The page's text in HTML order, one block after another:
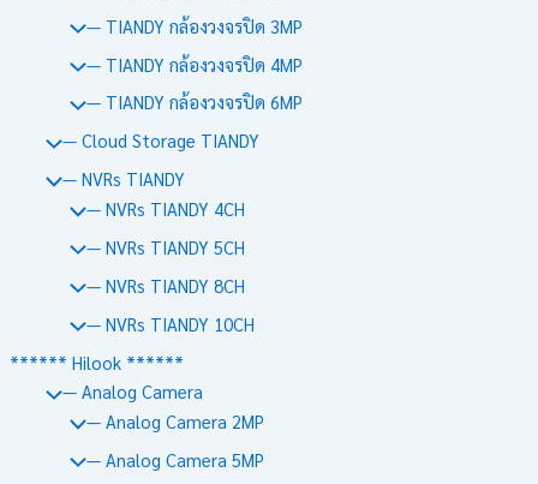
— TIANDY กล้องวงจรปิด 3MP
— TIANDY กล้องวงจรปิด 4MP
— TIANDY กล้องวงจรปิด 6MP
— Cloud Storage TIANDY
— NVRs TIANDY
— NVRs TIANDY 4CH
— NVRs TIANDY 5CH
— NVRs TIANDY 8CH
— NVRs TIANDY 10CH
****** Hilook ******
— Analog Camera
— Analog Camera 2MP
— Analog Camera 5MP